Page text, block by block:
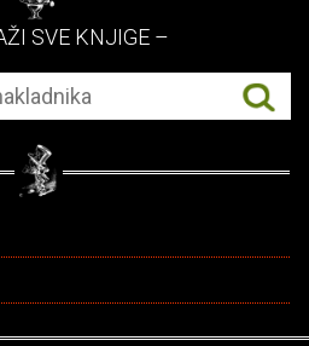
SVE KNJIGE –